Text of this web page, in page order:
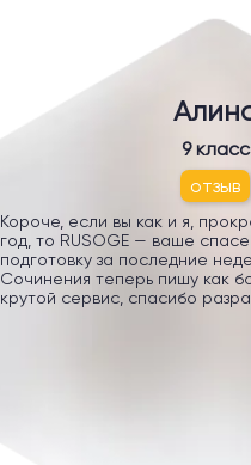
9 класс
отзыв
Короче, если вы как и я,
год, то RUSOGE — ваше
подготовку за последние
Сочинения теперь пишу как
крутой сервис, спасибо